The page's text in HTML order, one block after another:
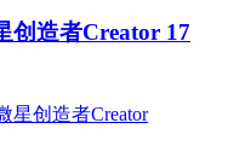
创造者Creator 17